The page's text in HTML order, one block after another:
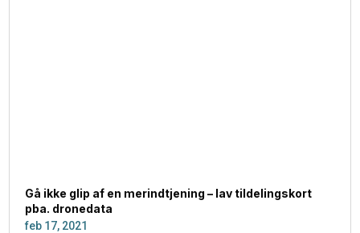
Gå ikke glip af en merindtjening – lav tildelingskort
pba. dronedata
feb 17, 2021